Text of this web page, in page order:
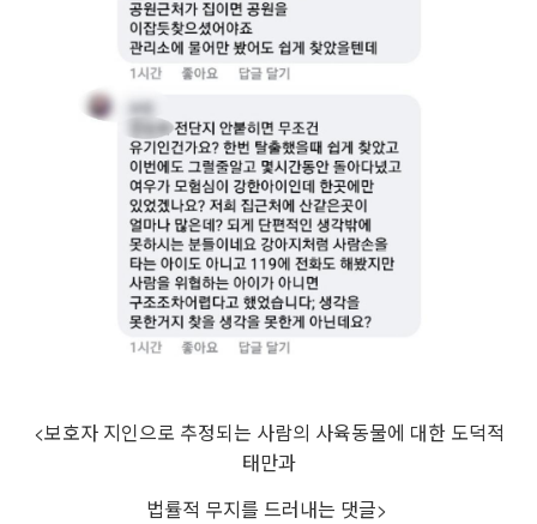
<보호자 지인으로 추정되는 사람의 사육동물에 대한 도덕적
태만과
법률적 무지를 드러내는 댓글>